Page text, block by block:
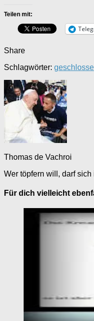
Teilen mit:
Share
Schlagwörter:
Thomas de Vachroi
Wer töpfern will, darf
Für dich vielleicht